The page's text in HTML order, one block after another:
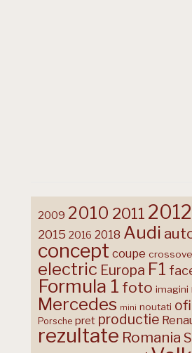
2009 2010 2011 2012
2015 2016 2018 Audi
concept coupe
electric Europa F1
Formula 1 foto imagini
Mercedes mini noutati
Porsche pret productie
rezultate Romania